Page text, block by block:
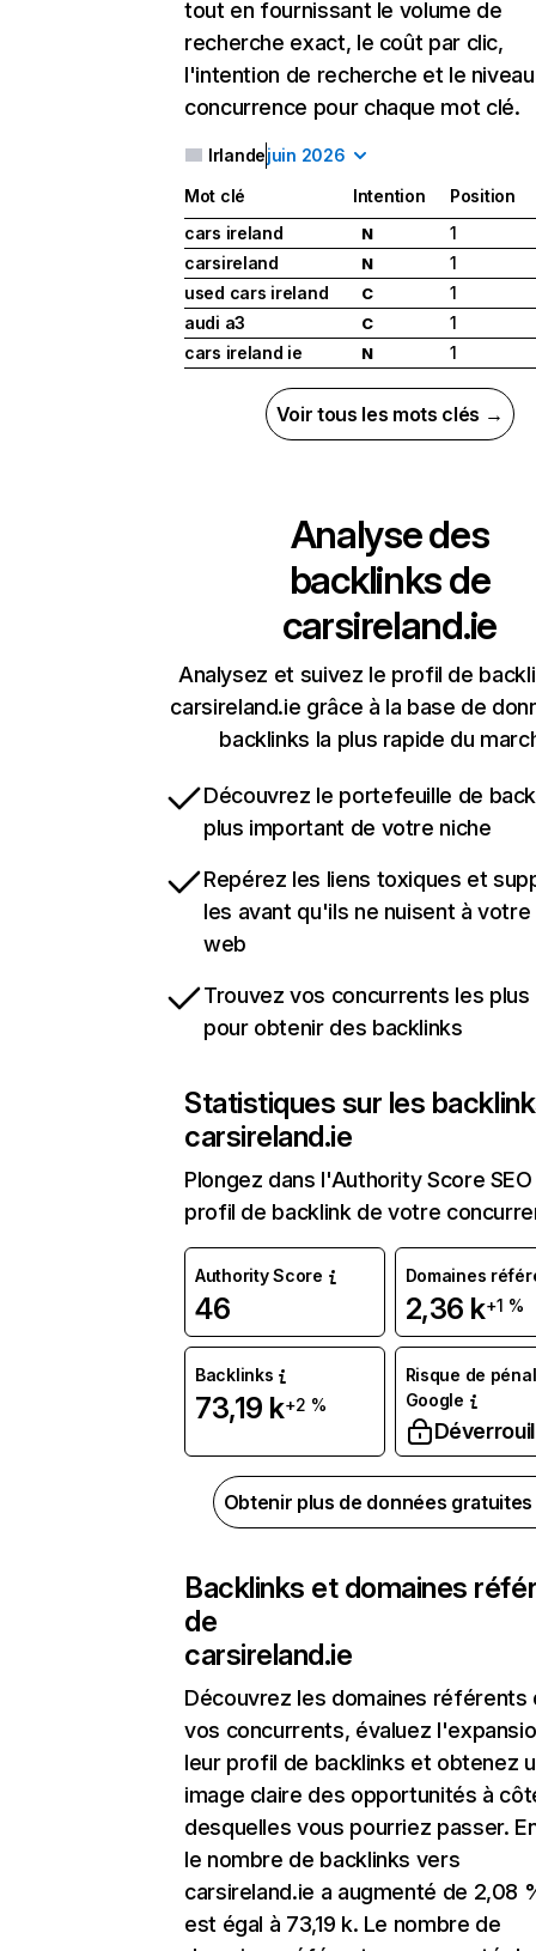
tout en fournissant le volume de
recherche exact, le coût par clic,
l'intention de recherche et le
concurrence pour chaque mot clé.
Irlandejuin 2026
Mot clé Intention
Position
cars ireland
N
1
carsireland
N
1
used cars ireland
C
1
audi a3
C
1
cars ireland ie
N 1
Voir tous les mots clés →
Analyse des
backlinks de
carsireland.ie
Analysez et suivez le profil de
carsireland.ie grâce à la base de
backlinks la plus rapide du
Découvrez le portefeuille de
plus important de votre niche
Repérez les liens toxiques et
les avant qu'ils ne nuisent à
web
Trouvez vos concurrents les
pour obtenir des backlinks
Statistiques sur les
carsireland.ie
Plongez dans l'Authority Score
profil de backlink de votre
Authority Score
46
Domaines
2,36 k+1 %
Backlinks
73,19 k+2 %
Risque de
Google
Obtenir plus de données
Backlinks et domaines
de
carsireland.ie
Découvrez les domaines référents
vos concurrents, évaluez
leur profil de backlinks et obtenez
image claire des opportunités à
desquelles vous pourriez passer.
le nombre de backlinks vers
carsireland.ie a augmenté de 2,08
est égal à 73,19 k. Le nombre de